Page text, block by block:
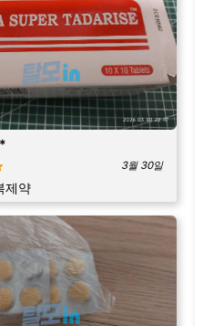
3월 30일
제약